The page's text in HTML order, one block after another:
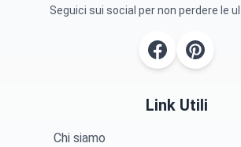
Seguici sui social per non perdere le
Link Utili
Chi siamo